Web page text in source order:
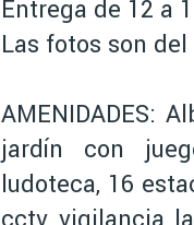
Entrega de 12 a
Las fotos son
AMENIDADES:
jardín con
ludoteca, 16